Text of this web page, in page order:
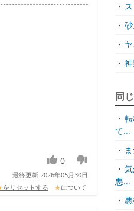
0
最終更新 2026年05月30日
をリセットする ★について
・
・
・
・
同
・
て...
・
・
悪...
・